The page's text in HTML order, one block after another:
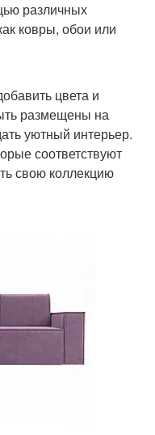
различных
ковры, обои или
цвета и
размещены на
уютный интерьер.
соответствуют
свою коллекцию